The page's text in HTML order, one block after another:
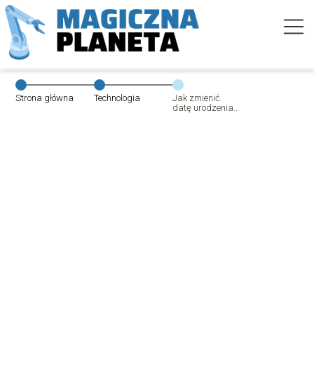
Strona główna Technologia
Jak zmienić
datę urodzenia